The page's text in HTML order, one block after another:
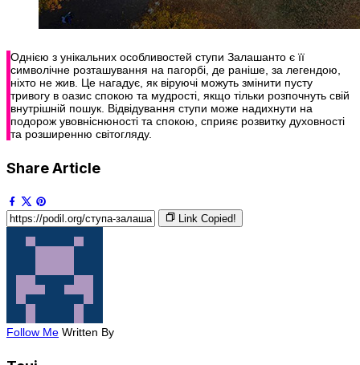
Однією з унікальних особливостей ступи Залашанто є її
символічне розташування на пагорбі, де раніше, за легендою,
ніхто не жив. Це нагадує, як віруючі можуть змінити пусту
тривогу в оазис спокою та мудрості, якщо тільки розпочнуть свій
внутрішній пошук. Відвідування ступи може надихнути на
подорож увовніснюності та спокою, сприяє розвитку духовності
та розширенню світогляду.
Share Article
Link Copied!
Follow Me Written By